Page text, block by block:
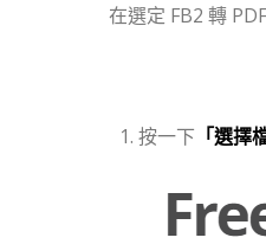
在選定 FB2 轉
按一下 「選擇